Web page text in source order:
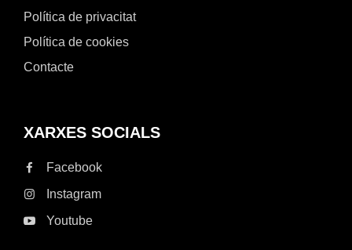
Política de privacitat
Política de cookies
Contacte
XARXES SOCIALS
Facebook
Instagram
Youtube